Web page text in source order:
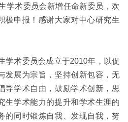
学术委员会新增任命新委员，欢
极申报！感谢大家对中心研究生
学术委员会成立于2010年，以促
发展为宗旨，坚持创新包容，无
导学术自由，鼓励学术创新，思
生学术能力的提升和学术生涯的
的同时锻炼自我、发现自我，努